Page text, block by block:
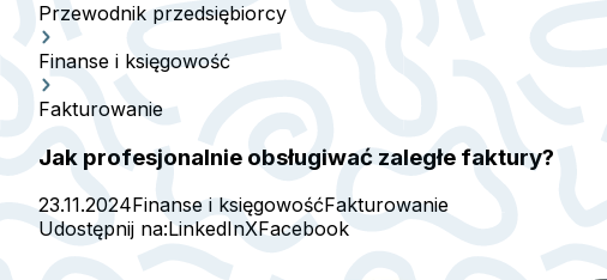
Przewodnik przedsiębiorcy
Finanse i księgowość
Fakturowanie
Jak profesjonalnie obsługiwać zaległe faktury?
23.11.2024Finanse i księgowośćFakturowanie
Udostępnij na:LinkedInXFacebook